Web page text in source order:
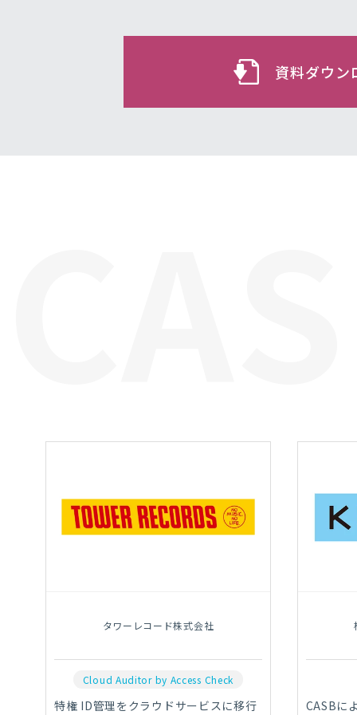
資料ダウン
タワーレコード株式会社
Cloud Auditor by Access Check
特権 ID管理をクラウドサービスに移行 CASBに